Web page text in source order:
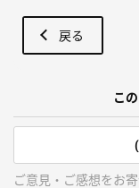
戻る
こ
ご意見・ご感想をお